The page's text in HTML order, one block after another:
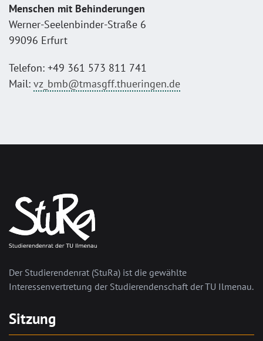
Menschen mit Behinderungen
Werner-Seelenbinder-Straße 6
99096 Erfurt
Telefon: +49 361 573 811 741
Mail: vz_bmb@tmasgff.thueringen.de
Der Studierendenrat (StuRa) ist die gewählte
Interessenvertretung der Studierendenschaft der TU Ilmenau.
Sitzung